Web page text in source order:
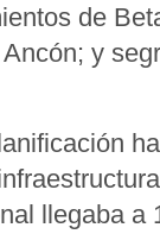
de
y
llegaba a